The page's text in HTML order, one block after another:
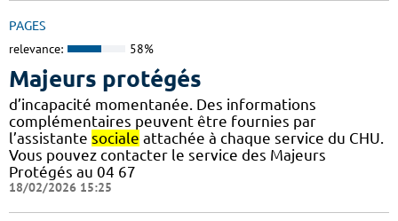
PAGES
relevance: 58%
Majeurs protégés
d’incapacité momentanée. Des informations
complémentaires peuvent être fournies par
l’assistante sociale attachée à chaque service du CHU.
Vous pouvez contacter le service des Majeurs
Protégés au 04 67
18/02/2026 15:25